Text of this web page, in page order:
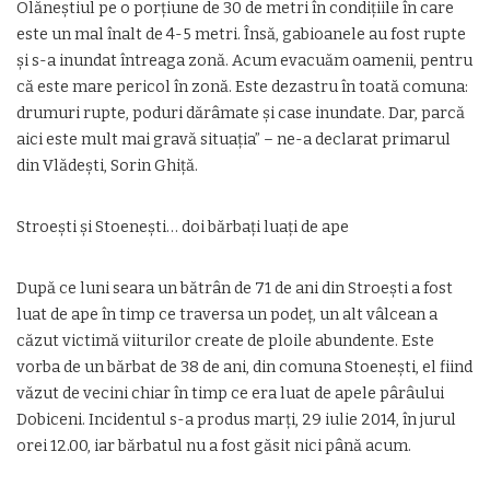
Olăneştiul pe o porţiune de 30 de metri în condiţiile în care
este un mal înalt de 4-5 metri. Însă, gabioanele au fost rupte
şi s-a inundat întreaga zonă. Acum evacuăm oamenii, pentru
că este mare pericol în zonă. Este dezastru în toată comuna:
drumuri rupte, poduri dărâmate şi case inundate. Dar, parcă
aici este mult mai gravă situaţia” – ne-a declarat primarul
din Vlădeşti, Sorin Ghiţă.
Stroeşti şi Stoeneşti… doi bărbaţi luaţi de ape
După ce luni seara un bătrân de 71 de ani din Stroeşti a fost
luat de ape în timp ce traversa un podeţ, un alt vâlcean a
căzut victimă viiturilor create de ploile abundente. Este
vorba de un bărbat de 38 de ani, din comuna Stoeneşti, el fiind
văzut de vecini chiar în timp ce era luat de apele pârâului
Dobiceni. Incidentul s-a produs marţi, 29 iulie 2014, în jurul
orei 12.00, iar bărbatul nu a fost găsit nici până acum.